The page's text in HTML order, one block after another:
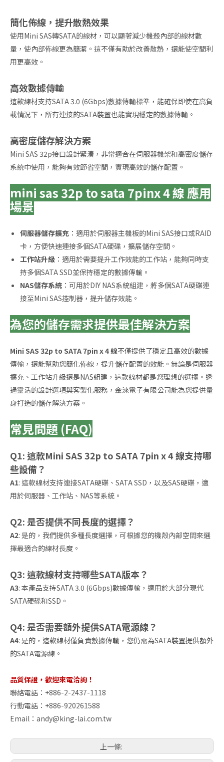
簡化佈線，提升散熱效果
使用Mini SAS轉SATA的線材，可以顯著減少機殼內部的線材數
量，使內部佈線更為簡潔。這不僅有助於改善散熱，還能使空間利
用更高效。
高效數據傳輸
這款線材支持SATA 3.0 (6Gbps)數據傳輸標準，能確保即使在高負
載情況下，所有連接的SATA裝置也能實現穩定的數據傳輸。
高密度儲存解決方案
Mini SAS 32p接口設計緊湊，非常適合在伺服器機架和高密度儲存
系統中使用，能夠有效節省空間，實現高效的儲存配置。
mini sas 32p to sata 7pinx 4 線 應用
場景
伺服器儲存擴充 ：適用於伺服器主機板的Mini SAS接口或RAID
卡，方便快速連接多個SATA硬碟，擴展儲存空間。
工作站升級 ：適用於需要提升工作效能的工作站，能夠同時支
持多個SATA SSD並保持穩定的數據傳輸。
NAS儲存系統 ：可用於DIY NAS系統組建，將多個SATA硬碟連
接至Mini SAS控制器，提升儲存效能。
為您的儲存需求提供最佳解決方案
Mini SAS 32p to SATA 7pin x 4 線不僅提供了穩定且高效的數據
傳輸，還能幫助您簡化佈線，提升儲存配置的效能。無論是伺服器
擴充、工作站升級還是NAS組建，這款線材都是您理想的選擇。透
過靈活的設計選項與客製化服務，金淶電子有限公司能為您提供量
身打造的儲存解決方案。
常見問題 (FAQ)
Q1: 這款Mini SAS 32p to SATA 7pin x 4 線支持哪
些設備？
A1: 這款線材支持連接SATA硬碟、SATA SSD，以及SAS硬碟，適
用於伺服器、工作站、NAS等系統。
Q2: 是否提供不同長度的選擇？
A2: 是的，我們提供多種長度選擇，可根據您的機殼內部空間來選
擇最適合的線材長度。
Q3: 這款線材支持哪些SATA版本？
A3: 本產品支持SATA 3.0 (6Gbps)數據傳輸，適用於大部分現代
SATA硬碟和SSD。
Q4: 是否需要額外提供SATA電源線？
A4: 是的，這款線材僅負責數據傳輸，您仍需為SATA裝置提供額外
的SATA電源線。
品質保證，歡迎來電洽詢！
聯絡電話：+886-2-2437-1118
行動電話：+886-920261588
Email： andy@king-lai.com.tw
上一條: